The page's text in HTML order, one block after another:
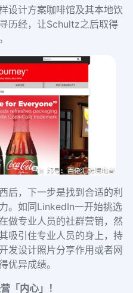
设计方案咖啡馆及其本地饮
历经，让Schultz之后取得
后，下一步是找到合适的利
。如同LinkedIn一开始挑选
做专业人员的社群营销，然
吸引住专业人员的身上，持
发设计照片分享作用或者网
优异成绩。
「内心」！